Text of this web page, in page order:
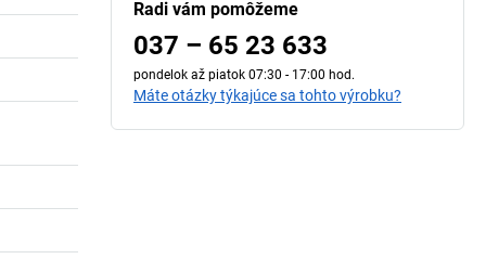
Radi vám pomôžeme
037 – 65 23 633
pondelok až piatok 07:30 - 17:00 hod.
Máte otázky týkajúce sa tohto výrobku?